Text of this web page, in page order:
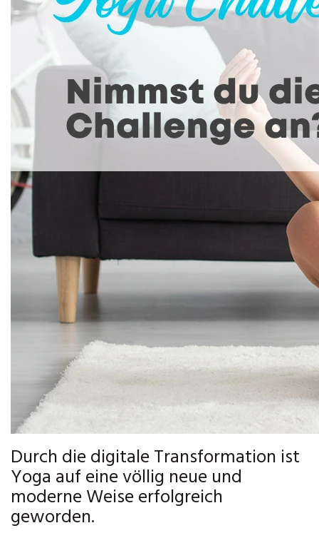
Durch die digitale Transformation ist
Yoga auf eine völlig neue und
moderne Weise erfolgreich
geworden.